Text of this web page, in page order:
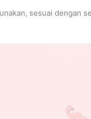
sesuai dengan